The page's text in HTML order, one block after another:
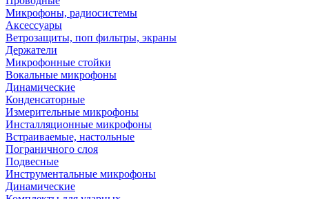
Микрофоны, радиосистемы
Аксессуары
Ветрозащиты, поп фильтры, экраны
Держатели
Микрофонные стойки
Вокальные микрофоны
Динамические
Конденсаторные
Измерительные микрофоны
Инсталляционные микрофоны
Встраиваемые, настольные
Пограничного слоя
Подвесные
Инструментальные микрофоны
Динамические